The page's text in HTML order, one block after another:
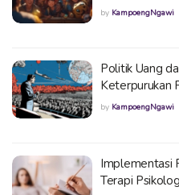
by KampoengNgawi
Politik Uang
Keterpurukan
by KampoengNgawi
Implementasi
Terapi